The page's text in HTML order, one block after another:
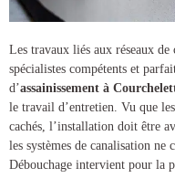
Les travaux liés aux réseaux
spécialistes compétents et
d’assainissement à
le travail d’entretien. Vu que
cachés, l’installation doit être
les systèmes de canalisation ne
Débouchage intervient pour la